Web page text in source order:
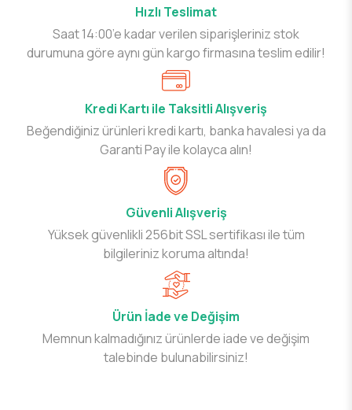
Hızlı Teslimat
Saat 14:00’e kadar verilen siparişleriniz stok
durumuna göre aynı gün kargo firmasına teslim edilir!
Kredi Kartı ile Taksitli Alışveriş
Beğendiğiniz ürünleri kredi kartı, banka havalesi ya da
Garanti Pay ile kolayca alın!
Güvenli Alışveriş
Yüksek güvenlikli 256bit SSL sertifikası ile tüm
bilgileriniz koruma altında!
Ürün İade ve Değişim
Memnun kalmadığınız ürünlerde iade ve değişim
talebinde bulunabilirsiniz!